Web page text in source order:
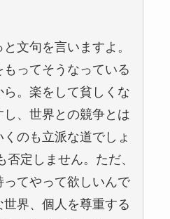
文句を言いますよ。
ってそうなっている
。楽をして貧しくな
、世界との競争とは
のも立派な道でしょ
否定しません。ただ、
てやって欲しいんで
界、個人を尊重する